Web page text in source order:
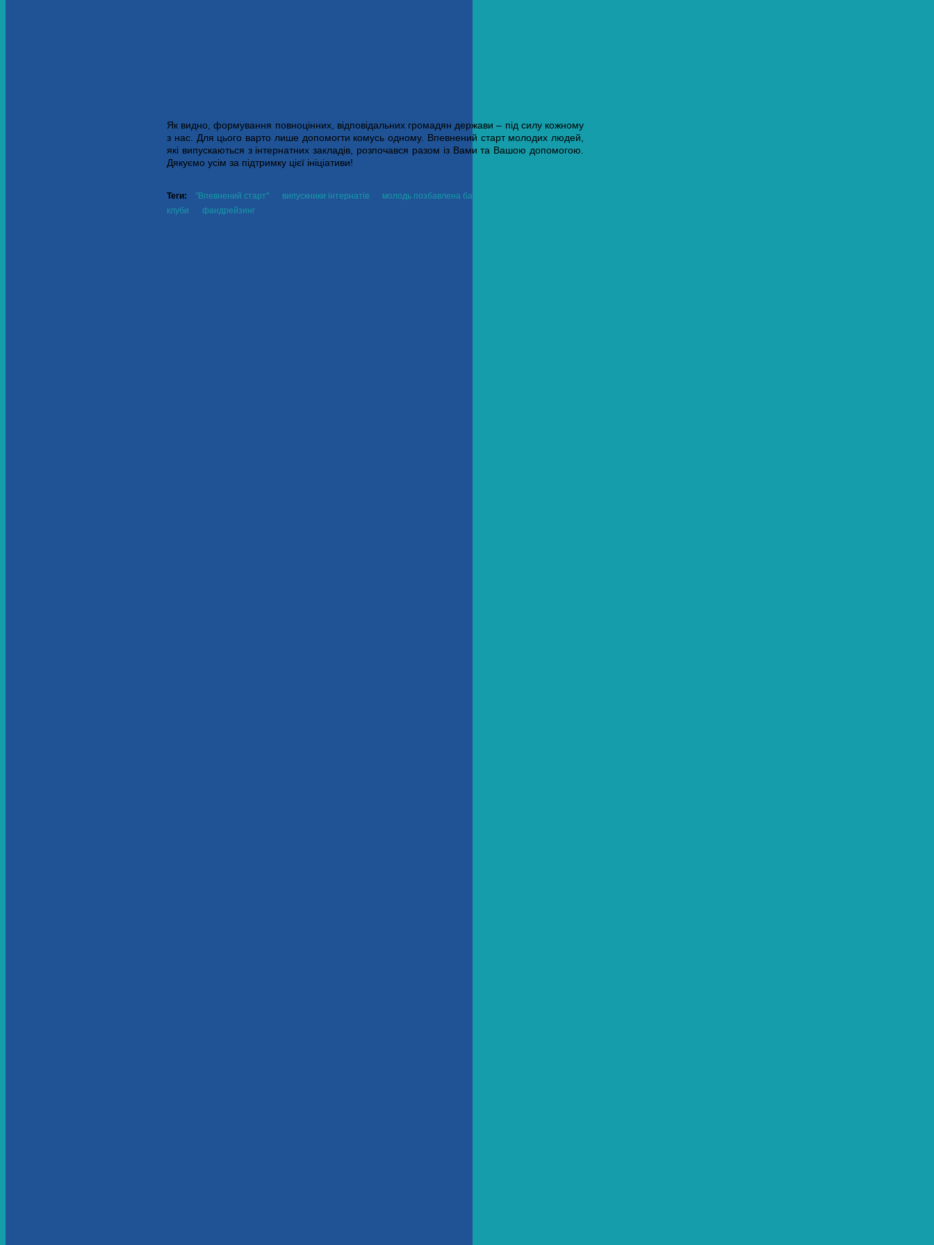
Як видно, формування повноцінних, відповідальних громадян держави – під силу кожному
з нас. Для цього варто лише допомогти комусь одному. Впевнений старт молодих людей,
які випускаються з інтернатних закладів, розпочався разом із Вами та Вашою допомогою.
Дякуємо усім за підтримку цієї ініціативи!
Теги: "Впевнений старт" випускники інтернатів
молодь позбавлена батьківського піклування
клуби
фандрейзинг